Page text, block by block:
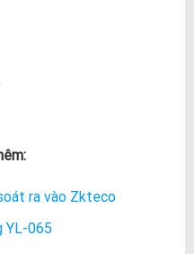
ra vào Zkteco
YL-065